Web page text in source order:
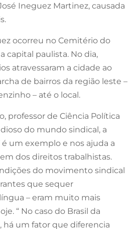
Ineguez Martinez, causada
ocorreu no Cemitério do
capital paulista. No dia,
atravessaram a cidade ao
de bairros da região leste –
– até o local.
professor de Ciência Política
do mundo sindical, a
é um exemplo e nos ajuda a
dos direitos trabalhistas.
do movimento sindical
que sequer
– eram muito mais
“ No caso do Brasil da
há um fator que diferencia